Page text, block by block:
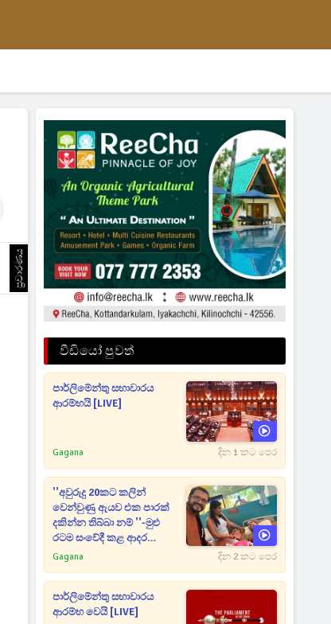
ප්‍රචාරණය
වීඩියෝ පුවත්
පාර්ලිමේන්තු සභාවාරය
ආරම්භයි [LIVE]
Gagana දින 1 කට පෙර
''අවුරුදු 20කට කලින්
වෙන්වුණු ඇයව එක පාරක්
දකින්න තිබ්බා නම් ''-මුළු
රටම සංවේදී කළ ආදර
අමරණීය මතකය
Gagana දින 2 කට පෙර
පාර්ලිමේන්තු සභාවාරය
ආරම්භ වෙයි [LIVE]